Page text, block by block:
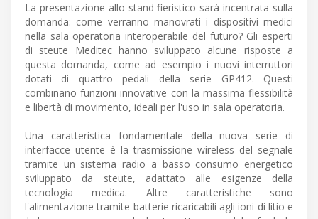
La presentazione allo stand fieristico sarà incentrata sulla
domanda: come verranno manovrati i dispositivi medici
nella sala operatoria interoperabile del futuro? Gli esperti
di steute Meditec hanno sviluppato alcune risposte a
questa domanda, come ad esempio i nuovi interruttori
dotati di quattro pedali della serie GP412. Questi
combinano funzioni innovative con la massima flessibilità
e libertà di movimento, ideali per l'uso in sala operatoria.
Una caratteristica fondamentale della nuova serie di
interfacce utente è la trasmissione wireless del segnale
tramite un sistema radio a basso consumo energetico
sviluppato da steute, adattato alle esigenze della
tecnologia medica. Altre caratteristiche sono
l'alimentazione tramite batterie ricaricabili agli ioni di litio e